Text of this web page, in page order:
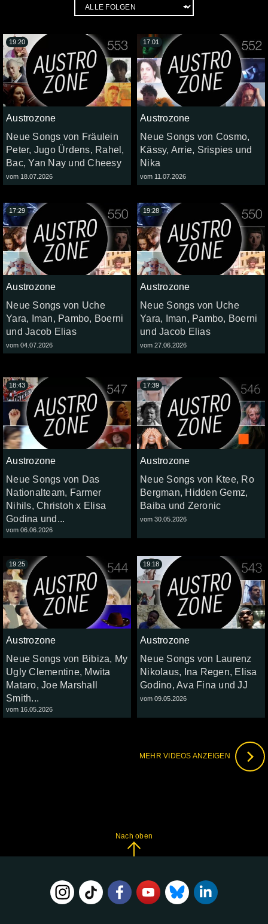
Austrozone
Neue Songs von Fräulein
Peter, Jugo Ürdens, Rahel,
Bac, Yan Nay und Cheesy
vom 18.07.2026
19:20
Austrozone
Neue Songs von Cosmo,
Kässy, Arrie, Srispies und
Nika
vom 11.07.2026
17:01
Austrozone
Neue Songs von Uche
Yara, Iman, Pambo, Boerni
und Jacob Elias
vom 04.07.2026
17:29
Austrozone
Neue Songs von Uche
Yara, Iman, Pambo, Boerni
und Jacob Elias
vom 27.06.2026
19:28
Austrozone
Neue Songs von Das
Nationalteam, Farmer
Nihils, Christoh x Elisa
Godina und...
vom 06.06.2026
18:43
Austrozone
Neue Songs von Ktee, Ro
Bergman, Hidden Gemz,
Baiba und Zeronic
vom 30.05.2026
17:39
Austrozone
Neue Songs von Bibiza, My
Ugly Clementine, Mwita
Mataro, Joe Marshall
Smith...
vom 16.05.2026
19:25
Austrozone
Neue Songs von Laurenz
Nikolaus, Ina Regen, Elisa
Godino, Ava Fina und JJ
vom 09.05.2026
19:18
MEHR VIDEOS ANZEIGEN
Nach oben